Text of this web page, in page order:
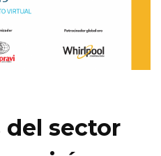
sector